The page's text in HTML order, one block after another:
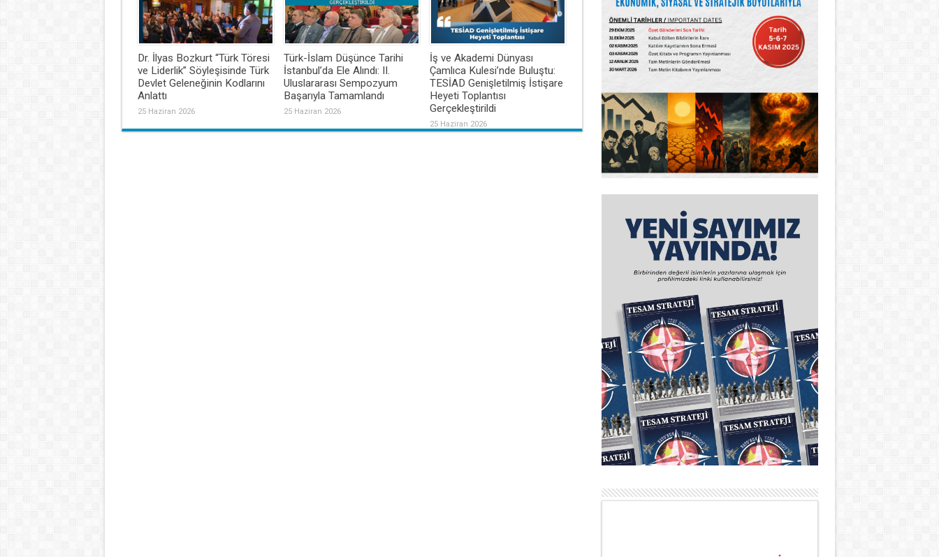
Dr. İlyas Bozkurt “Türk Töresi
ve Liderlik” Söyleşisinde Türk
Devlet Geleneğinin Kodlarını
Anlattı
25 Haziran 2026
Türk-İslam Düşünce Tarihi
İstanbul’da Ele Alındı: II.
Uluslararası Sempozyum
Başarıyla Tamamlandı
25 Haziran 2026
İş ve Akademi Dünyası
Çamlıca Kulesi’nde Buluştu:
TESİAD Genişletilmiş İstişare
Heyeti Toplantısı
Gerçekleştirildi
25 Haziran 2026